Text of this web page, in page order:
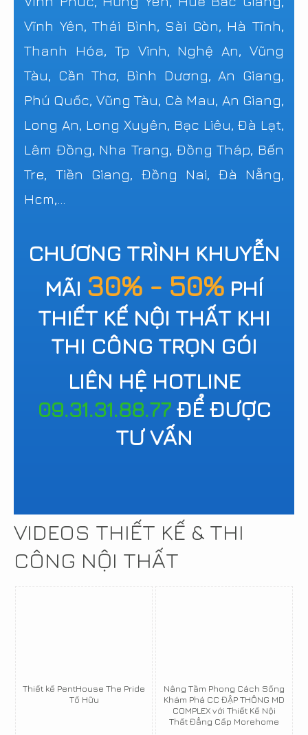
Vĩnh Yên, Thái Bình, Sài Gòn, Hà Tĩnh,
Thanh Hóa, Tp Vinh, Nghệ An, Vũng
Tàu, Cần Thơ, Bình Dương, An Giang,
Phú Quốc, Vũng Tàu, Cà Mau, An Giang,
Long An, Long Xuyên, Bạc Liêu, Đà Lạt,
Lâm Đồng, Nha Trang, Đồng Tháp, Bến
Tre, Tiền Giang, Đồng Nai, Đà Nẵng,
Hcm,...
CHƯƠNG TRÌNH KHUYỄN
MÃI 30% - 50% PHÍ
THIẾT KẾ NỘI THẤT KHI
THI CÔNG TRỌN GÓI
LIÊN HỆ HOTLINE
09.31.31.88.77ĐỂ ĐƯỢC
TƯ VẤN
VIDEOS THIẾT KẾ & THI
CÔNG NỘI THẤT
Thiết kế PentHouse The Pride
Tố Hữu
Nâng Tầm Phong Cách Sống
Khám Phá CC ĐẬP THÔNG MD
COMPLEX với Thiết Kế Nội
Thất Đẳng Cấp Morehome